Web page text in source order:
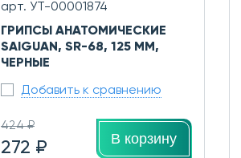
арт. УТ-00001874
ГРИПСЫ АНАТОМИЧЕСКИЕ
SAIGUAN, SR-68, 125 ММ,
ЧЕРНЫЕ
Добавить к сравнению
424 ₽
272 ₽ В корзину